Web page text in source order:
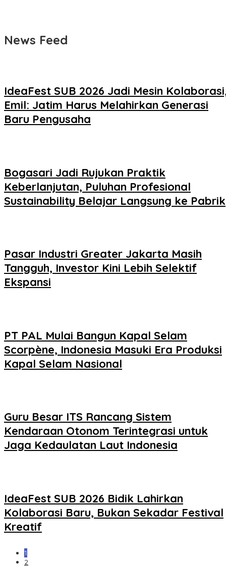
News Feed
IdeaFest SUB 2026 Jadi Mesin
Emil: Jatim Harus Melahirkan Generasi
Baru Pengusaha
Bogasari Jadi Rujukan Praktik
Keberlanjutan, Puluhan Profesional
Sustainability Belajar Langsung ke Pabrik
Pasar Industri Greater Jakarta Masih
Tangguh, Investor Kini Lebih Selektif
Ekspansi
PT PAL Mulai Bangun Kapal Selam
Scorpène, Indonesia Masuki Era Produksi
Kapal Selam Nasional
Guru Besar ITS Rancang Sistem
Kendaraan Otonom Terintegrasi untuk
Jaga Kedaulatan Laut Indonesia
IdeaFest SUB 2026 Bidik Lahirkan
Kolaborasi Baru, Bukan Sekadar Festival
Kreatif
1
2